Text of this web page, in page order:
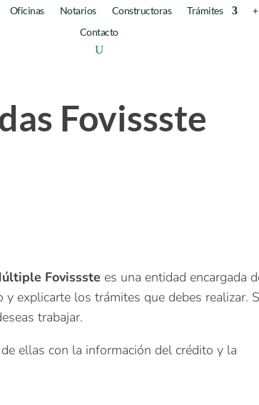
Oficinas Notarios Constructoras Trámites
Contacto
Fovissste
Fovissste es una entidad encargada
explicarte los trámites que debes realizar.
trabajar.
ellas con la información del crédito y la